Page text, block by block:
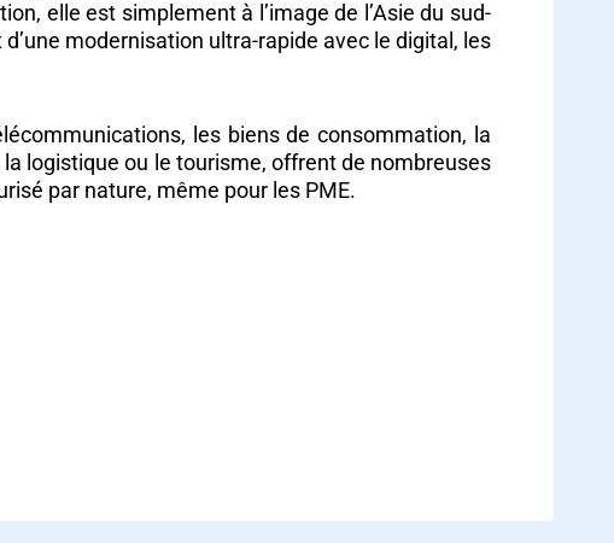
elle est simplement à l’image de l’Asie du sud-
modernisation ultra-rapide avec le digital, les
les biens de consommation, la
logistique ou le tourisme, offrent de nombreuses
par nature, même pour les PME.